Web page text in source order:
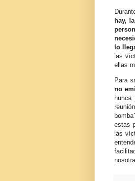
hay,
lo
las
ellas
Para
no
nunca
estas
las